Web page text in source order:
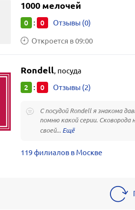
1000 мелочей
0 : 0 Отзывы (0)
Откроется в 09:00
Rondell, посуда
2 : 0 Отзывы (2)
С посудой Rondell я знакома
помню какой серии. Сковорода
своей...
119 филиалов в Москве